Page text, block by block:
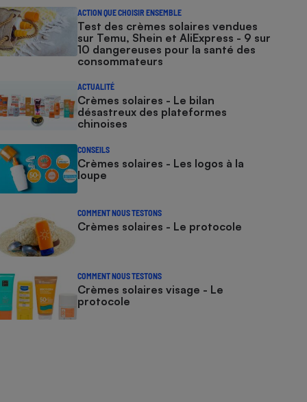
ACTION QUE CHOISIR ENSEMBLE
Test des crèmes solaires vendues
sur Temu, Shein et AliExpress - 9 sur
10 dangereuses pour la santé des
consommateurs
ACTUALITÉ
Crèmes solaires - Le bilan
désastreux des plateformes
chinoises
CONSEILS
Crèmes solaires - Les logos à la
loupe
COMMENT NOUS TESTONS
Crèmes solaires - Le protocole
COMMENT NOUS TESTONS
Crèmes solaires visage - Le
protocole